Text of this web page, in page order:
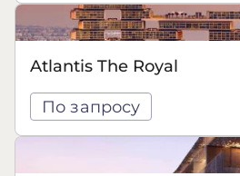
Atlantis The Royal
По запросу